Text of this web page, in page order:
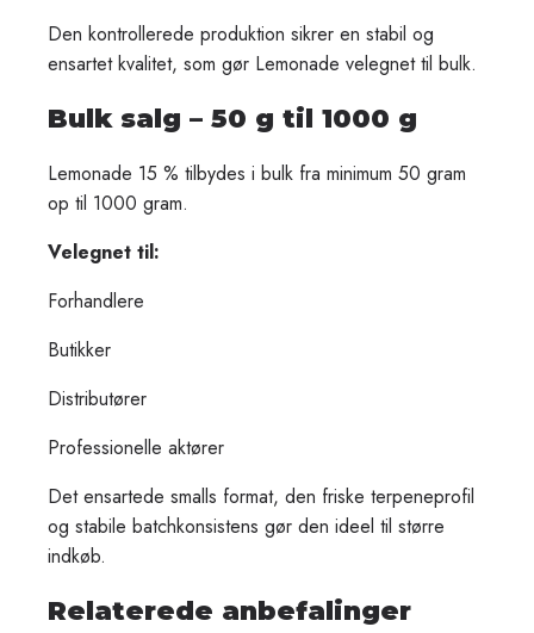
Den kontrollerede produktion sikrer en stabil og
ensartet kvalitet, som gør Lemonade velegnet til bulk.
Bulk salg – 50 g til 1000 g
Lemonade 15 % tilbydes i bulk fra minimum 50 gram
op til 1000 gram.
Velegnet til:
Forhandlere
Butikker
Distributører
Professionelle aktører
Det ensartede smalls format, den friske terpeneprofil
og stabile batchkonsistens gør den ideel til større
indkøb.
Relaterede anbefalinger